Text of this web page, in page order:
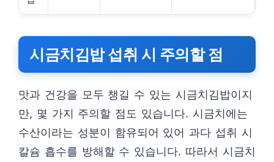
시금치김밥 섭취 시 주의할 점
맛과 건강을 모두 챙길 수 있는 시금치김밥이지
만, 몇 가지 주의할 점도 있습니다. 시금치에는
수산이라는 성분이 함유되어 있어 과다 섭취 시
칼슘 흡수를 방해할 수 있습니다. 따라서 시금치